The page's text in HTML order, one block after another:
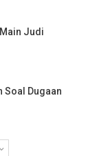
Judi
Soal Dugaan